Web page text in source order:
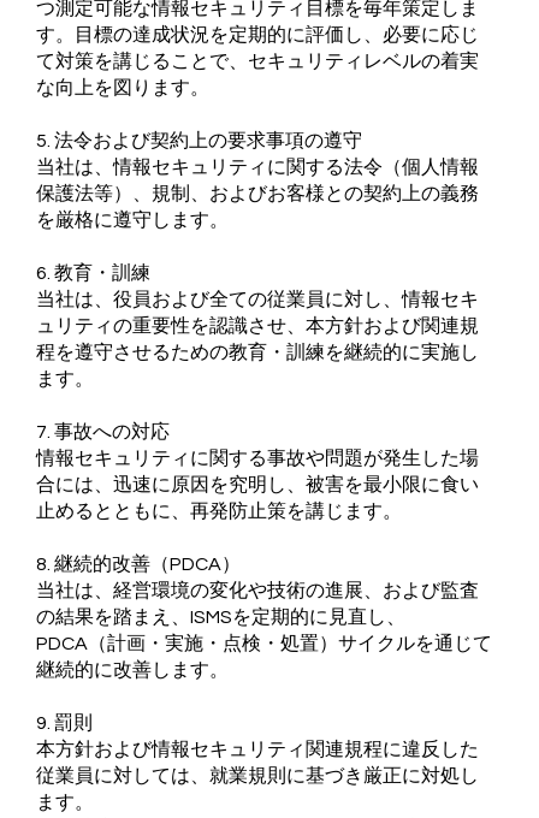
つ測定可能な情報セキュリティ目標を毎年策定しま
す。目標の達成状況を定期的に評価し、必要に応じ
て対策を講じることで、セキュリティレベルの着実
な向上を図ります。
5. 法令および契約上の要求事項の遵守
当社は、情報セキュリティに関する法令（個人情報
保護法等）、規制、およびお客様との契約上の義務
を厳格に遵守します。
6. 教育・訓練
当社は、役員および全ての従業員に対し、情報セキ
ュリティの重要性を認識させ、本方針および関連規
程を遵守させるための教育・訓練を継続的に実施し
ます。
7. 事故への対応
情報セキュリティに関する事故や問題が発生した場
合には、迅速に原因を究明し、被害を最小限に食い
止めるとともに、再発防止策を講じます。
8. 継続的改善（PDCA）
当社は、経営環境の変化や技術の進展、および監査
の結果を踏まえ、ISMSを定期的に見直し、
PDCA（計画・実施・点検・処置）サイクルを通じて
継続的に改善します。
9. 罰則
本方針および情報セキュリティ関連規程に違反した
従業員に対しては、就業規則に基づき厳正に対処し
ます。